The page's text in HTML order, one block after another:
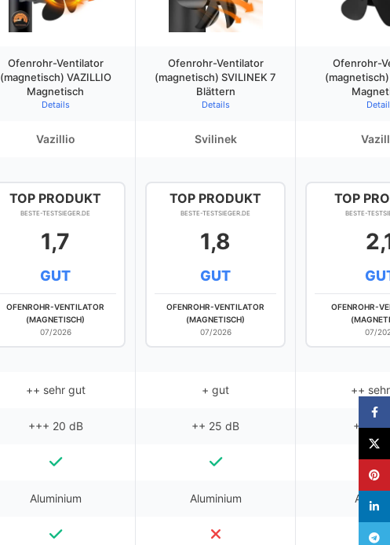
Ofenrohr-Ventilator
(magnetisch) VAZILLIO
Magnetisch
Details
Ofenrohr-Ventilator
(magnetisch) SVILINEK 7
Blättern
Details
Ofenrohr-
(magnetisch)
Vazillio Svilinek
TOP PRODUKT
BESTE-TESTSIEGER.DE
1,7
GUT
OFENROHR-VENTILATOR
(MAGNETISCH)
07/2026
TOP PRODUKT
BESTE-TESTSIEGER.DE
1,8
GUT
OFENROHR-VENTILATOR
(MAGNETISCH)
07/2026
TOP
BESTE-
OFENROHR-
07/
++ sehr gut + gut ++
+++ 20 dB ++ 25 dB +++
Aluminium Aluminium